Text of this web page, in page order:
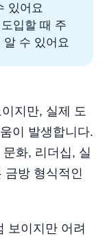
있어요
입할 때 주
알 수 있어요
지만, 실제 도
이 발생합니다.
화, 리더십, 실
금방 형식적인
보이지만 어려